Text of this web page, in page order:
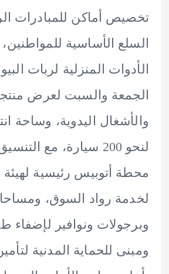
أماكن للمبادرات الرئاسية
الأساسية للمواطنين، ومنافذ
المنزلية لربات البيوت
والسبت لعرض منتجاتهم
اليدوية، وساحة انتظار
لنحو 200 سيارة، مع التنسيق لإقامة
أتوبيس رئيسية لهيئة النقل
رواد السوق، ومساحات
ونوافير لإضفاء طابع
للحماية المدنية لتأمين